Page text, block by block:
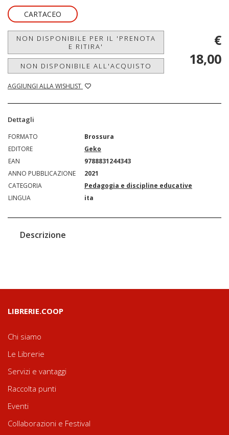
CARTACEO
NON DISPONIBILE PER IL 'PRENOTA
E RITIRA'
NON DISPONIBILE ALL'ACQUISTO
AGGIUNGI ALLA WISHLIST
€
18,00
Dettagli
FORMATO
Brossura
EDITORE
Geko
EAN
9788831244343
ANNO PUBBLICAZIONE
2021
CATEGORIA
Pedagogia e discipline educative
LINGUA
ita
Descrizione
LIBRERIE.COOP
Chi siamo
Le Librerie
Servizi e vantaggi
Raccolta punti
Eventi
Collaborazioni e Festival